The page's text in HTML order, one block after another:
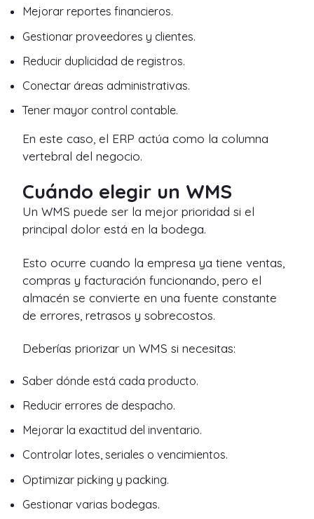
Mejorar reportes financieros.
Gestionar proveedores y clientes.
Reducir duplicidad de registros.
Conectar áreas administrativas.
Tener mayor control contable.
En este caso, el ERP actúa como la columna
vertebral del negocio.
Cuándo elegir un WMS
Un WMS puede ser la mejor prioridad si el
principal dolor está en la bodega.
Esto ocurre cuando la empresa ya tiene ventas,
compras y facturación funcionando, pero el
almacén se convierte en una fuente constante
de errores, retrasos y sobrecostos.
Deberías priorizar un WMS si necesitas:
Saber dónde está cada producto.
Reducir errores de despacho.
Mejorar la exactitud del inventario.
Controlar lotes, seriales o vencimientos.
Optimizar picking y packing.
Gestionar varias bodegas.